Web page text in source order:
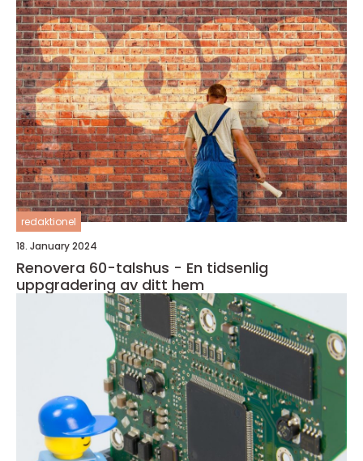
redaktionel
18. January 2024
Renovera 60-talshus - En tidsenlig
uppgradering av ditt hem